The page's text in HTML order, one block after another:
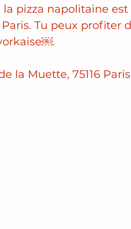
la pizza napolitaine
Tu peux profiter
la Muette, 75116